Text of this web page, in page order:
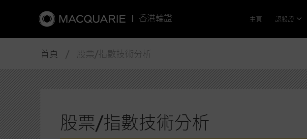
| 香港輪證 主頁 認股證
首頁 / 股票/指數技術分析
股票/指數技術分析